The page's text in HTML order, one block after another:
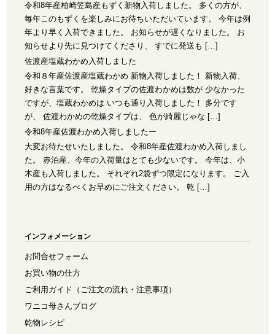
令和8年産柏崎笠島産もずく新物入荷しました。 多くの方が、
毎年このもずくを楽しみにお待ちいただいています。 今年は例
年より早く入荷できました。 お知らせが遅くなりました。 お
知らせより先に見つけてくださり、 すでに発送も […]
佐渡産塩蔵わかめ入荷しました
令和８年産佐渡産塩蔵わかめ 新物入荷しました！ 新物入荷、
好きな言葉です。 乾燥タイプの佐渡わかめは数が 少なかった
ですが、塩蔵わかめは いつも通り入荷しました！ 多分です
が、 佐渡わかめの乾燥タイプは、 色が綺麗じゃな […]
令和8年産佐渡わかめ入荷しましたー
大変お待たせいたしました。 令和8年産佐渡わかめ入荷しまし
た。 赤泊産、今年の入荷量はとても少ないです。 今年は、小
木産も入荷しました。 それぞれ2袋ずつ限定になります。 ご入
用の方はなるべくお早めにご注文ください。 乾 […]
インフォメーション
お問合せフォーム
お買い物の仕方
ご利用ガイド（ご注文の流れ・注意事項）
ワニコ母さんブログ
乾物レシピ